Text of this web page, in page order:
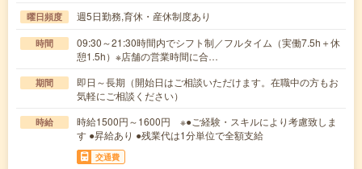
曜日頻度 週5日勤務,育休・産休制度あり
時間
09:30～21:30時間内でシフト制／フルタイム（実働7.5h＋休
憩1.5h）※店舗の営業時間に合…
期間
即日～長期（開始日はご相談いただけます。在職中の方もお
気軽にご相談ください）
時給
時給1500円～1600円 ※●ご経験・スキルにより考慮致しま
す ●昇給あり ●残業代は1分単位で全額支給
交通費